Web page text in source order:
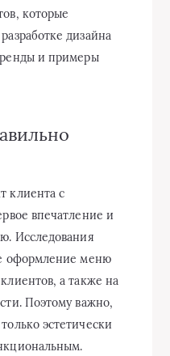
которые
дизайна
и примеры
клиента с
впечатление и
Исследования
оформление меню
а также на
Поэтому важно,
эстетически